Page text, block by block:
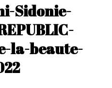
Sidonie-
la-beaute-